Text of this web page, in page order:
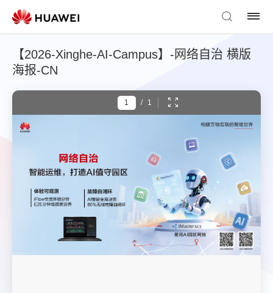
【2026-Xinghe-AI-Campus】-网络自治 横版
海报-CN
/ 1